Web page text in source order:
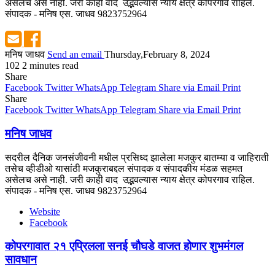
असेलच असे नाही. जरी काही वाद उद्भवल्यास न्याय क्षेत्र कोपरगाव राहिल.
संपादक - मनिष एस. जाधव 9823752964
मनिष जाधव Send an email Thursday,February 8, 2024
102 2 minutes read
Share
Facebook Twitter WhatsApp Telegram Share via Email Print
Share
Facebook Twitter WhatsApp Telegram Share via Email Print
मनिष जाधव
सदरील दैनिक जनसंजीवनी मधील प्रसिध्द झालेला मजकुर बातम्या व जाहिराती
तसेच व्हीडीओ यासांठी मजकुराबद्दल संपादक व संपादकीय मंडळ सहमत
असेलच असे नाही. जरी काही वाद उद्भवल्यास न्याय क्षेत्र कोपरगाव राहिल.
संपादक - मनिष एस. जाधव 9823752964
Website
Facebook
कोपरगावात २१ एप्रिलला सनई चौघडे वाजत होणार शुभमंगल
सावधान